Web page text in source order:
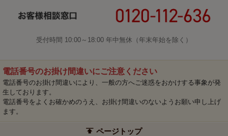
受付時間 10:00～18:00 年中無休（年末年始を除く）
電話番号のお掛け間違いにご注意ください
電話番号のお掛け間違いにより、一般の方へご迷惑をおかけする事象が発
生しております。
電話番号をよくお確かめのうえ、お掛け間違いのないようお願い申し上げ
ます。
ページトップ